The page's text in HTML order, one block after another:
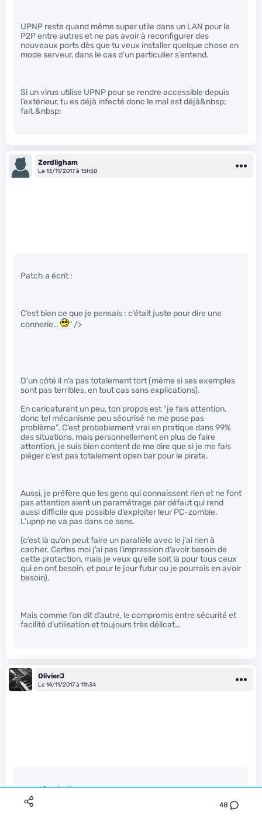
48
UPNP reste quand même super utile dans un LAN pour le
P2P entre autres et ne pas avoir à reconfigurer des
nouveaux ports dès que tu veux installer quelque chose en
mode serveur, dans le cas d’un particulier s’entend.
Si un virus utilise UPNP pour se rendre accessible depuis
l’extérieur, tu es déjà infecté donc le mal est déjà&nbsp;
fait.&nbsp;
Zerdligham
Le 13/11/2017 à 15h50
Patch a écrit :
C’est bien ce que je pensais : c’était juste pour dire une
connerie…
" />
D’un côté il n’a pas totalement tort (même si ses exemples
sont pas terribles, en tout cas sans explications).
En caricaturant un peu, ton propos est “je fais attention,
donc tel mécanisme peu sécurisé ne me pose pas
problème”. C’est probablement vrai en pratique dans 99%
des situations, mais personnellement en plus de faire
attention, je suis bien content de me dire que si je me fais
piéger c’est pas totalement open bar pour le pirate.
Aussi, je préfère que les gens qui connaissent rien et ne font
pas attention aient un paramétrage par défaut qui rend
aussi difficile que possible d’exploiter leur PC-zombie.
L’upnp ne va pas dans ce sens.
(c’est là qu’on peut faire un parallèle avec le j’ai rien à
cacher. Certes moi j’ai pas l’impression d’avoir besoin de
cette protection, mais je veux qu’elle soit là pour tous ceux
qui en ont besoin, et pour le jour futur ou je pourrais en avoir
besoin).
Mais comme l’on dit d’autre, le compromis entre sécurité et
facilité d’utilisation et toujours très délicat…
OlivierJ
Le 14/11/2017 à 11h34
count0 a écrit :